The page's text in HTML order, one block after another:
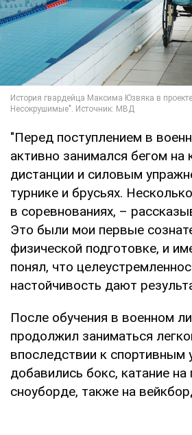
"Перед поступлением в
активно занимался бегом на
дистанции и силовым
турнике и брусьях.
в соревнованиях, –
Это были мои первые
физической подготовке, и
понял, что
настойчивость дают
После обучения в военном
продолжил заниматься
впоследствии к спортивным
добавились бокс, катание
сноуборде, также на